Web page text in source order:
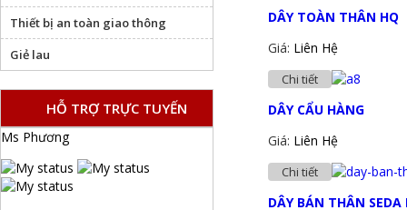
DÂY TOÀN THÂN HQ
Giá: Liên Hệ
Chi tiết
DÂY CẨU HÀNG
Giá: Liên Hệ
Chi tiết
DÂY BÁN THÂN SEDA
Thiết bị an toàn giao thông
Giẻ lau
HỖ TRỢ TRỰC TUYẾN
Ms Phương